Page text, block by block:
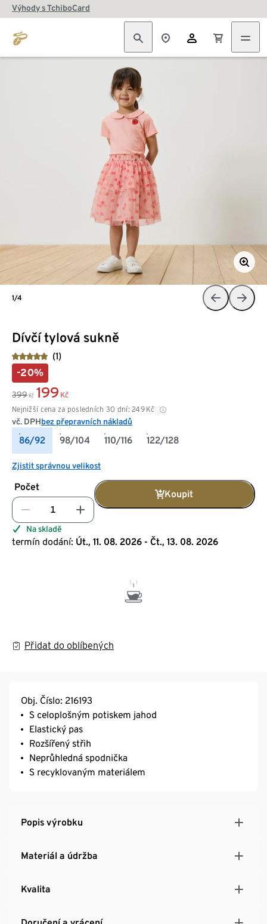
Výhody s TchiboCard
Dívčí tylová sukně
(1)
-20%
399 Kč 199 Kč
Nejnižší cena za posledních 30 dní: 249 Kč
vč. DPHbez přepravních nákladů
86/92 98/104 110/116 122/128
Zjistit správnou velikost
Počet
Koupit
Na skladě
termín dodání: Út., 11. 08. 2026 - Čt., 13. 08. 2026
Přidat do oblíbených
1/4
Obj. Číslo: 216193
S celoplošným potiskem jahod
Elastický pas
Rozšířený střih
Neprůhledná spodnička
S recyklovaným materiálem
Popis výrobku
Materiál a údržba
Kvalita